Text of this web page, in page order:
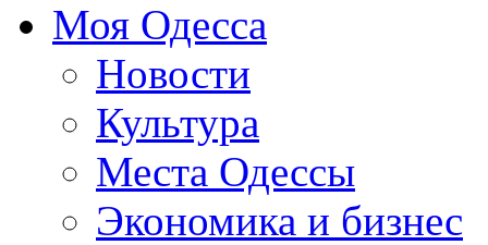
Моя Одесса
Новости
Культура
Места Одессы
Экономика и бизнес